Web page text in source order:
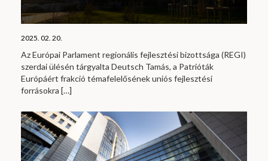
2025. 02. 20.
Az Európai Parlament regionális fejlesztési bizottsága (REGI)
szerdai ülésén tárgyalta Deutsch Tamás, a Patrióták
Európáért frakció témafelelősének uniós fejlesztési
forrásokra […]